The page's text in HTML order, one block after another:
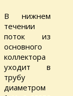
В нижнем
течении
поток из
основного
коллектора
уходит в
трубу
диаметром